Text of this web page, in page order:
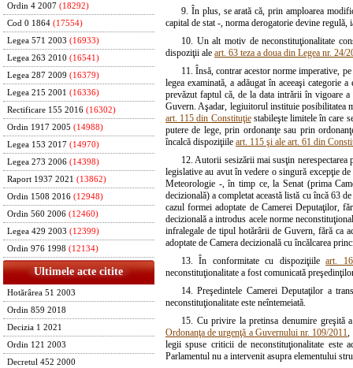
Ordin 4 2007 (18292)
Cod 0 1864 (17554)
Legea 571 2003 (16933)
Legea 263 2010 (16541)
Legea 287 2009 (16379)
Legea 215 2001 (16336)
Rectificare 155 2016 (16302)
Ordin 1917 2005 (14988)
Legea 153 2017 (14970)
Legea 273 2006 (14398)
Raport 1937 2021 (13862)
Ordin 1508 2016 (12948)
Ordin 560 2006 (12460)
Legea 429 2003 (12399)
Ordin 976 1998 (12134)
Ultimele acte citite
Hotărârea 51 2003
Ordin 859 2018
Decizia 1 2021
Ordin 121 2003
Decretul 452 2000
9. În plus, se arată că, prin amploarea
capital de stat -, norma derogatorie devine regulă,
10. Un alt motiv de neconstituţionalitate
dispoziţii ale art. 63 teza a doua din Legea nr. 24/
11. Însă, contrar acestor norme imperative,
legea examinată, a adăugat în aceeaşi
prevăzut faptul că, de la data intrării în vigoare
Guvern. Aşadar, legiuitorul instituie posibilitatea
art. 115 din Constituţiestabileşte limitele în care
putere de lege, prin ordonanţe sau prin
încalcă dispoziţiile art. 115 şi ale art. 61 din
12. Autorii sesizării mai susţin
legislative au avut în vedere o singură excepţie
Meteorologie -, în timp ce, la Senat (prima
decizională) a completat această listă cu încă 63
cazul formei adoptate de Camerei Deputaţilor,
decizională a introdus acele norme
infralegale de tipul hotărârii de Guvern, fără ca
adoptate de Camera decizională cu încălcarea
13. În conformitate cu dispoziţiileart.
neconstituţionalitate a fost comunicată
14. Preşedintele Camerei Deputaţilor a
neconstituţionalitate este neîntemeiată.
15. Cu privire la pretinsa denumire greşită
Ordonanţa de urgenţă a Guvernului nr. 109/2011,
legii spuse criticii de neconstituţionalitate este
Parlamentul nu a intervenit asupra elementului